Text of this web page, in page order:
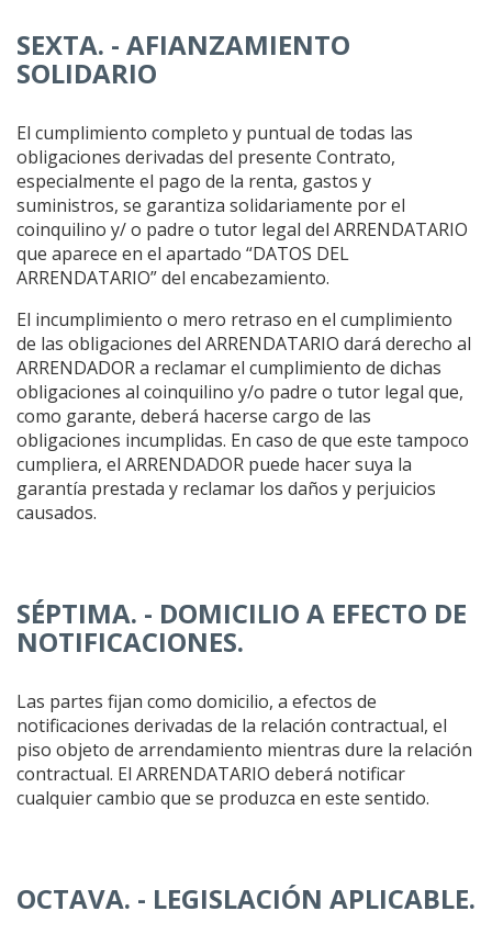
SEXTA. - AFIANZAMIENTO
SOLIDARIO
El cumplimiento completo y puntual de todas las
obligaciones derivadas del presente Contrato,
especialmente el pago de la renta, gastos y
suministros, se garantiza solidariamente por el
coinquilino y/ o padre o tutor legal del ARRENDATARIO
que aparece en el apartado “DATOS DEL
ARRENDATARIO” del encabezamiento.
El incumplimiento o mero retraso en el cumplimiento
de las obligaciones del ARRENDATARIO dará derecho al
ARRENDADOR a reclamar el cumplimiento de dichas
obligaciones al coinquilino y/o padre o tutor legal que,
como garante, deberá hacerse cargo de las
obligaciones incumplidas. En caso de que este tampoco
cumpliera, el ARRENDADOR puede hacer suya la
garantía prestada y reclamar los daños y perjuicios
causados.
SÉPTIMA. - DOMICILIO A EFECTO DE
NOTIFICACIONES.
Las partes fijan como domicilio, a efectos de
notificaciones derivadas de la relación contractual, el
piso objeto de arrendamiento mientras dure la relación
contractual. El ARRENDATARIO deberá notificar
cualquier cambio que se produzca en este sentido.
OCTAVA. - LEGISLACIÓN APLICABLE.